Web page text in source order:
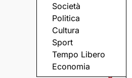
Società
Politica
Cultura
Sport
Tempo Libero
Economia
Eventi a Ravenna